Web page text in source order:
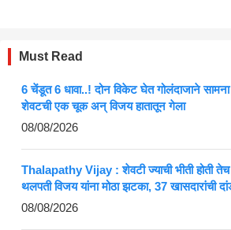
Must Read
6 चेंडूत 6 धावा..! दोन विकेट घेत गोलंदाजाने
शेवटची एक चूक अन् विजय हातातून गेला
08/08/2026
Thalapathy Vijay : शेवटी ज्याची भीती होती
थलपती विजय यांना मोठा झटका, 37 खासदारांची
08/08/2026